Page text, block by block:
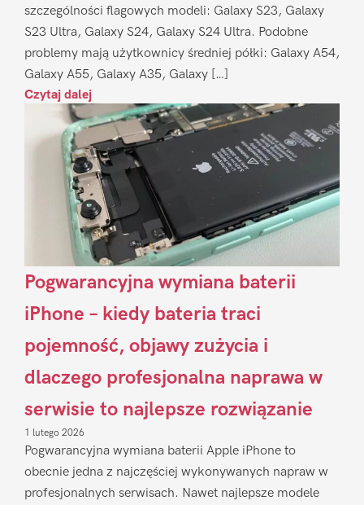
szczególności flagowych modeli: Galaxy S23, Galaxy
S23 Ultra, Galaxy S24, Galaxy S24 Ultra. Podobne
problemy mają użytkownicy średniej półki: Galaxy A54,
Galaxy A55, Galaxy A35, Galaxy […]
Czytaj dalej
Pogwarancyjna wymiana baterii
iPhone – kiedy bateria traci
pojemność, objawy zużycia i
dlaczego profesjonalna naprawa w
serwisie to najlepsze rozwiązanie
1 lutego 2026
Pogwarancyjna wymiana baterii Apple iPhone to
obecnie jedna z najczęściej wykonywanych napraw w
profesjonalnych serwisach. Nawet najlepsze modele